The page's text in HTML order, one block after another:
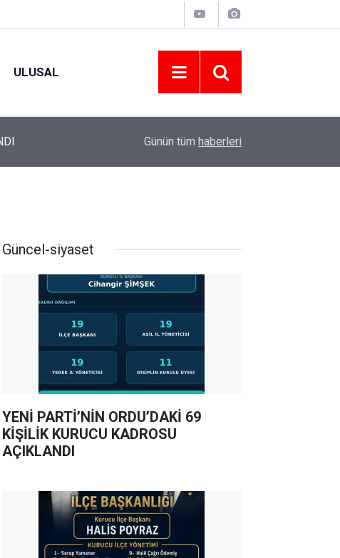
ULUSAL
ORDU ASKF’DEN İŞ DÜNYASINA AMATÖR
Günün tüm haberleri
Güncel-siyaset
YENİ PARTİ’NİN ORDU’DAKİ 69
KİŞİLİK KURUCU KADROSU
AÇIKLANDI